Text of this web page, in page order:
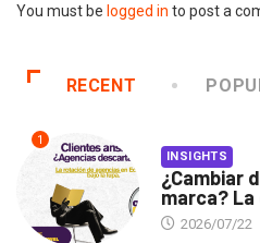
You must be logged in to post a
RECENT
1
INSIGHTS
¿Cambiar
marca?
2026/07/22